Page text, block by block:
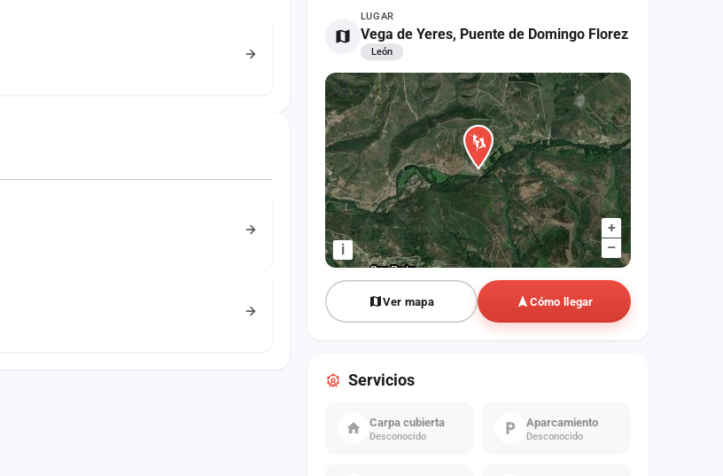
LUGAR
Vega de Yeres, Puente de Domingo Florez
León
+
–
i
Ver mapa Cómo llegar
Servicios
Carpa cubierta
Desconocido
Aparcamiento
Desconocido